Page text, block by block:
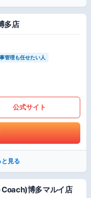
多店
管理も任せたい人
公式サイト
見る
博多マルイ店